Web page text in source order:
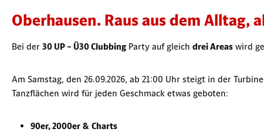
Oberhausen. Raus aus dem Alltag,
Bei der 30 UP – Ü30 ClubbingParty auf gleich drei Areas wird
Am Samstag, den 26.09.2026, ab 21:00 Uhr steigt in der
Tanzflächen wird für jeden Geschmack etwas geboten:
90er, 2000er & Charts